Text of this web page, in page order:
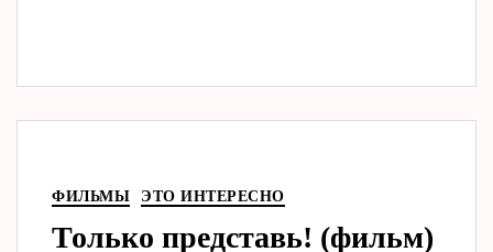
ФИЛЬМЫ ЭТО ИНТЕРЕСНО
Только представь! (фильм)